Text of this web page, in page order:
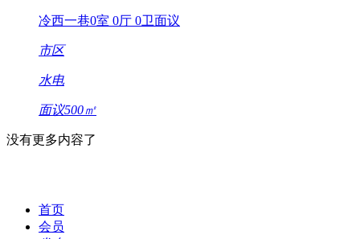
冷西一巷0室 0厅 0卫面议
市区
水电
面议500㎡
没有更多内容了
首页
会员